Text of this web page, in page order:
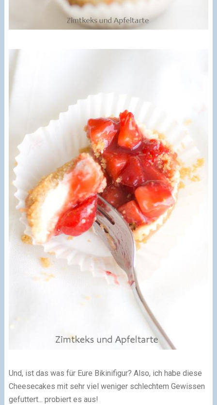
Und, ist das was für Eure Bikinifigur? Also, ich habe diese
Cheesecakes mit sehr viel weniger schlechtem Gewissen
gefuttert... probiert es aus!